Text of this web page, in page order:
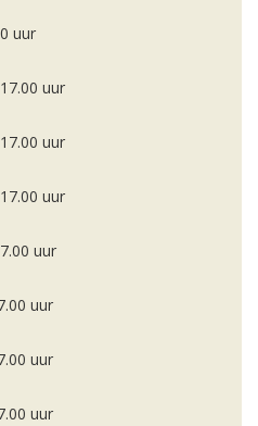
uur
uur
uur
uur
uur
uur
uur
uur